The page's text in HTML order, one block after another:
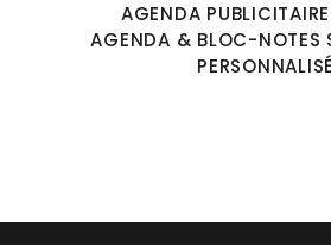
AGENDA
AGENDA & BLOC-NOTES
PERSONNALISÉ